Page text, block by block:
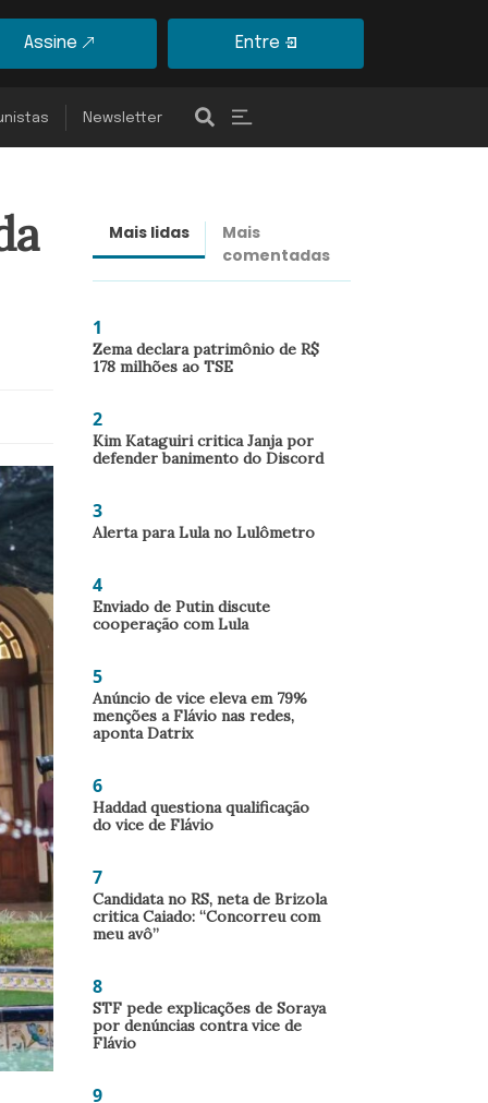
Assine Entre
Newsletter
Mais lidas
Mais
comentadas
1
Zema declara patrimônio de R$
178 milhões ao TSE
2
Kim Kataguiri critica Janja por
defender banimento do Discord
3
Alerta para Lula no Lulômetro
4
Enviado de Putin discute
cooperação com Lula
5
Anúncio de vice eleva em 79%
menções a Flávio nas redes,
aponta Datrix
6
Haddad questiona qualificação
do vice de Flávio
7
Candidata no RS, neta de Brizola
critica Caiado: “Concorreu com
meu avô”
8
STF pede explicações de Soraya
por denúncias contra vice de
Flávio
9